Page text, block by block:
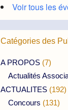
Voir tous les
Catégories des
A PROPOS (7)
Actualités
ACTUALITES (192)
Concours (131)